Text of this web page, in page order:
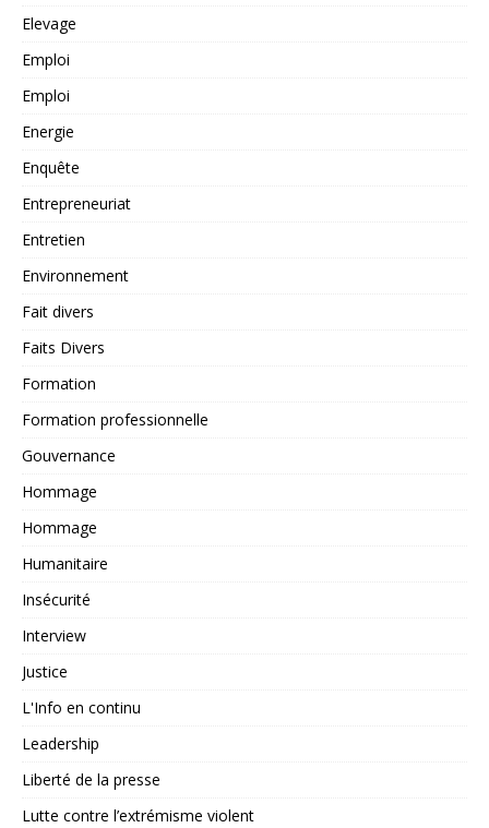
Elevage
Emploi
Emploi
Energie
Enquête
Entrepreneuriat
Entretien
Environnement
Fait divers
Faits Divers
Formation
Formation professionnelle
Gouvernance
Hommage
Hommage
Humanitaire
Insécurité
Interview
Justice
L'Info en continu
Leadership
Liberté de la presse
Lutte contre l’extrémisme violent